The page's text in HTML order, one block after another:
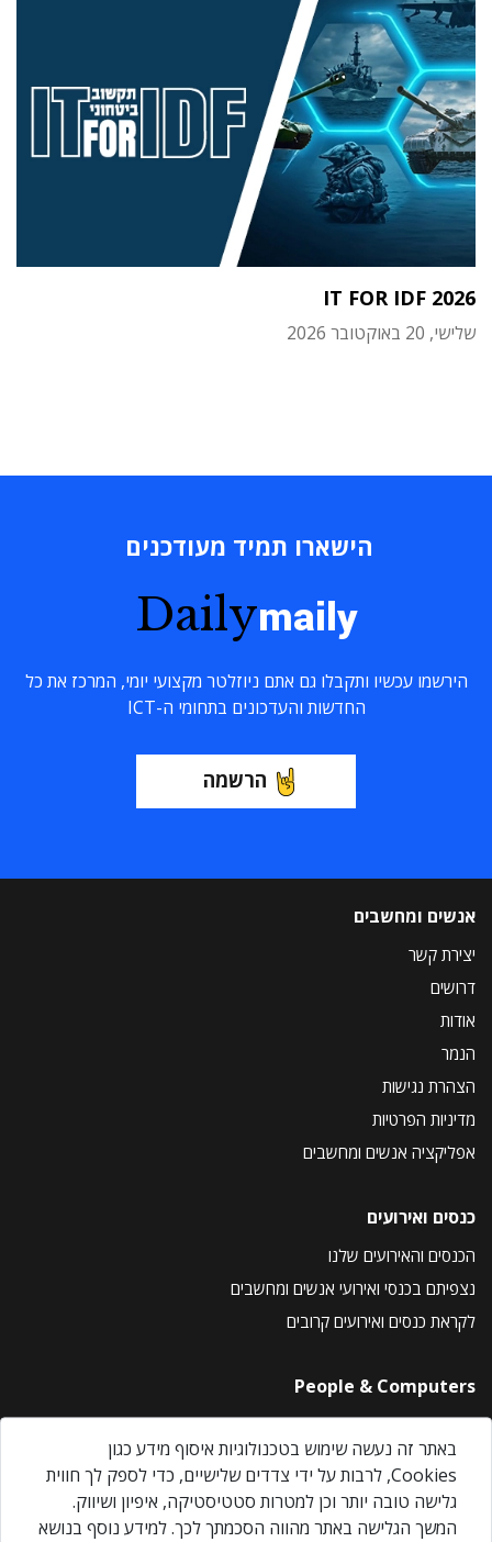
IT FOR IDF 2026
שלישי, 20 באוקטובר 2026
הישארו תמיד מעודכנים
Dailymaily
הירשמו עכשיו ותקבלו גם אתם ניוזלטר מקצועי יומי, המרכז את כל
החדשות והעדכונים בתחומי ה-ICT
הרשמה
אנשים ומחשבים
יצירת קשר
דרושים
אודות
הנמר
הצהרת נגישות
מדיניות הפרטיות
אפליקציה אנשים ומחשבים
כנסים ואירועים
הכנסים והאירועים שלנו
נצפיתם בכנסי ואירועי אנשים ומחשבים
לקראת כנסים ואירועים קרובים
People & Computers
About Us
Privacy Policy
Contact Us
Our Events
באתר זה נעשה שימוש בטכנולוגיות איסוף מידע כגון
Cookies, לרבות על ידי צדדים שלישיים, כדי לספק לך חווית
גלישה טובה יותר וכן למטרות סטטיסטיקה, איפיון ושיווק.
המשך הגלישה באתר מהווה הסכמתך לכך. למידע נוסף בנושא